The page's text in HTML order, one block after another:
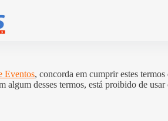
Eventos, concorda em cumprir estes
algum desses termos, está proibido de